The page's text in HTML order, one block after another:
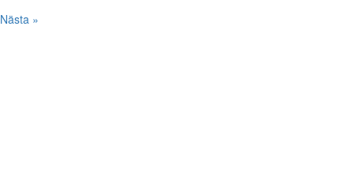
Nästa »